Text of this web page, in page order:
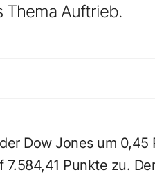
Thema Auftrieb.
Dow Jones um
Punkte zu.